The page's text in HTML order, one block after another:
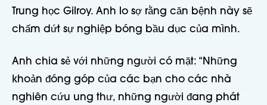
Trung học Gilroy. Anh lo sợ rằng căn bệnh này sẽ
chấm dứt sự nghiệp bóng bầu dục của mình.
Anh chia sẻ với những người có mặt: “Những
khoản đóng góp của các bạn cho các nhà
nghiên cứu ung thư, những người đang phát